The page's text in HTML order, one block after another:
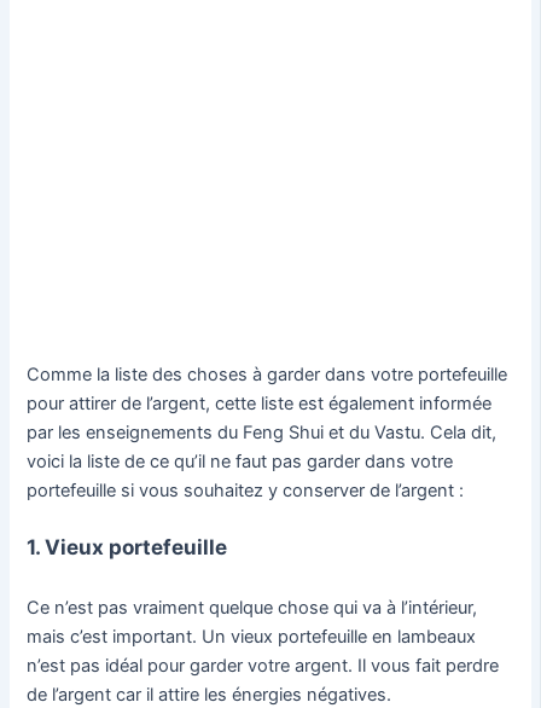
Comme la liste des choses à garder dans votre portefeuille
pour attirer de l’argent, cette liste est également informée
par les enseignements du Feng Shui et du Vastu. Cela dit,
voici la liste de ce qu’il ne faut pas garder dans votre
portefeuille si vous souhaitez y conserver de l’argent :
1. Vieux portefeuille
Ce n’est pas vraiment quelque chose qui va à l’intérieur,
mais c’est important. Un vieux portefeuille en lambeaux
n’est pas idéal pour garder votre argent. Il vous fait perdre
de l’argent car il attire les énergies négatives.